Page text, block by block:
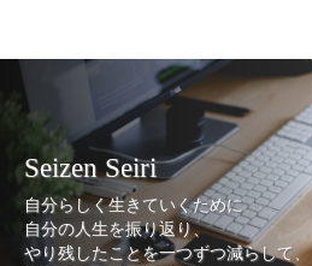
Seizen Seiri
自分らしく生きていくために
自分の人生を振り返り、
やり残したことを一つずつ減らして、